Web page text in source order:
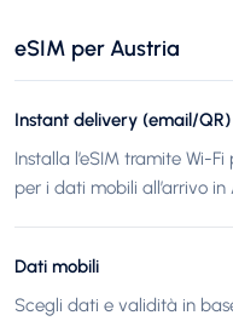
eSIM per Austria
Instant delivery (email/QR)
Installa l’eSIM tramite Wi-
per i dati mobili all’arrivo in
Dati mobili
Scegli dati e validità in